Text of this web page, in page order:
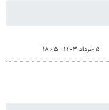
۵ خرداد ۱۴۰۳ - ۱۸:۰۵